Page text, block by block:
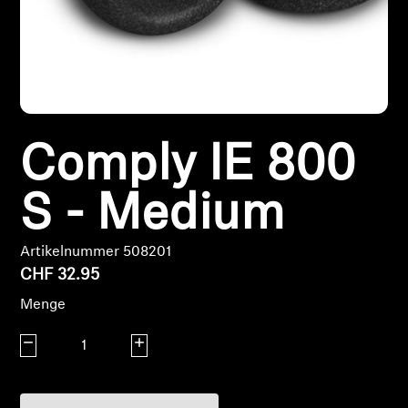
Kopfhörer-Ersatzteile & Zubehör
Hearing
TV-Kopfhörer
Hörer-Ressourcen
Comply IE 800
S - Medium
Artikelnummer 508201
CHF 32.95
Menge
Menge verringern Menge erhöhen